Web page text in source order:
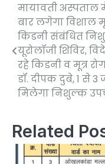
Post
navigation
मायावती अस्पताल
बार लगेगा विशाल
किडनी संबंधित
यूरोलॉजी शिविर,
रहे किडनी व मूत्र
डॉ. दीपक दुबे, 1 से
मिलेगा निशुल्क
Related